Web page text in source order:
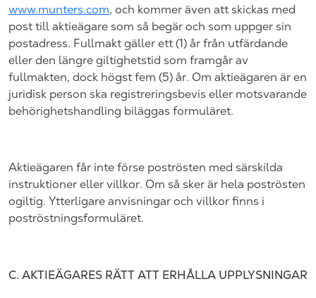
www.munters.com, och kommer även att skickas med
post till aktieägare som så begär och som uppger sin
postadress. Fullmakt gäller ett (1) år från utfärdande
eller den längre giltighetstid som framgår av
fullmakten, dock högst fem (5) år. Om aktieägaren är en
juridisk person ska registreringsbevis eller motsvarande
behörighetshandling biläggas formuläret.
Aktieägaren får inte förse poströsten med särskilda
instruktioner eller villkor. Om så sker är hela poströsten
ogiltig. Ytterligare anvisningar och villkor finns i
poströstningsformuläret.
C. AKTIEÄGARES RÄTT ATT ERHÅLLA UPPLYSNINGAR